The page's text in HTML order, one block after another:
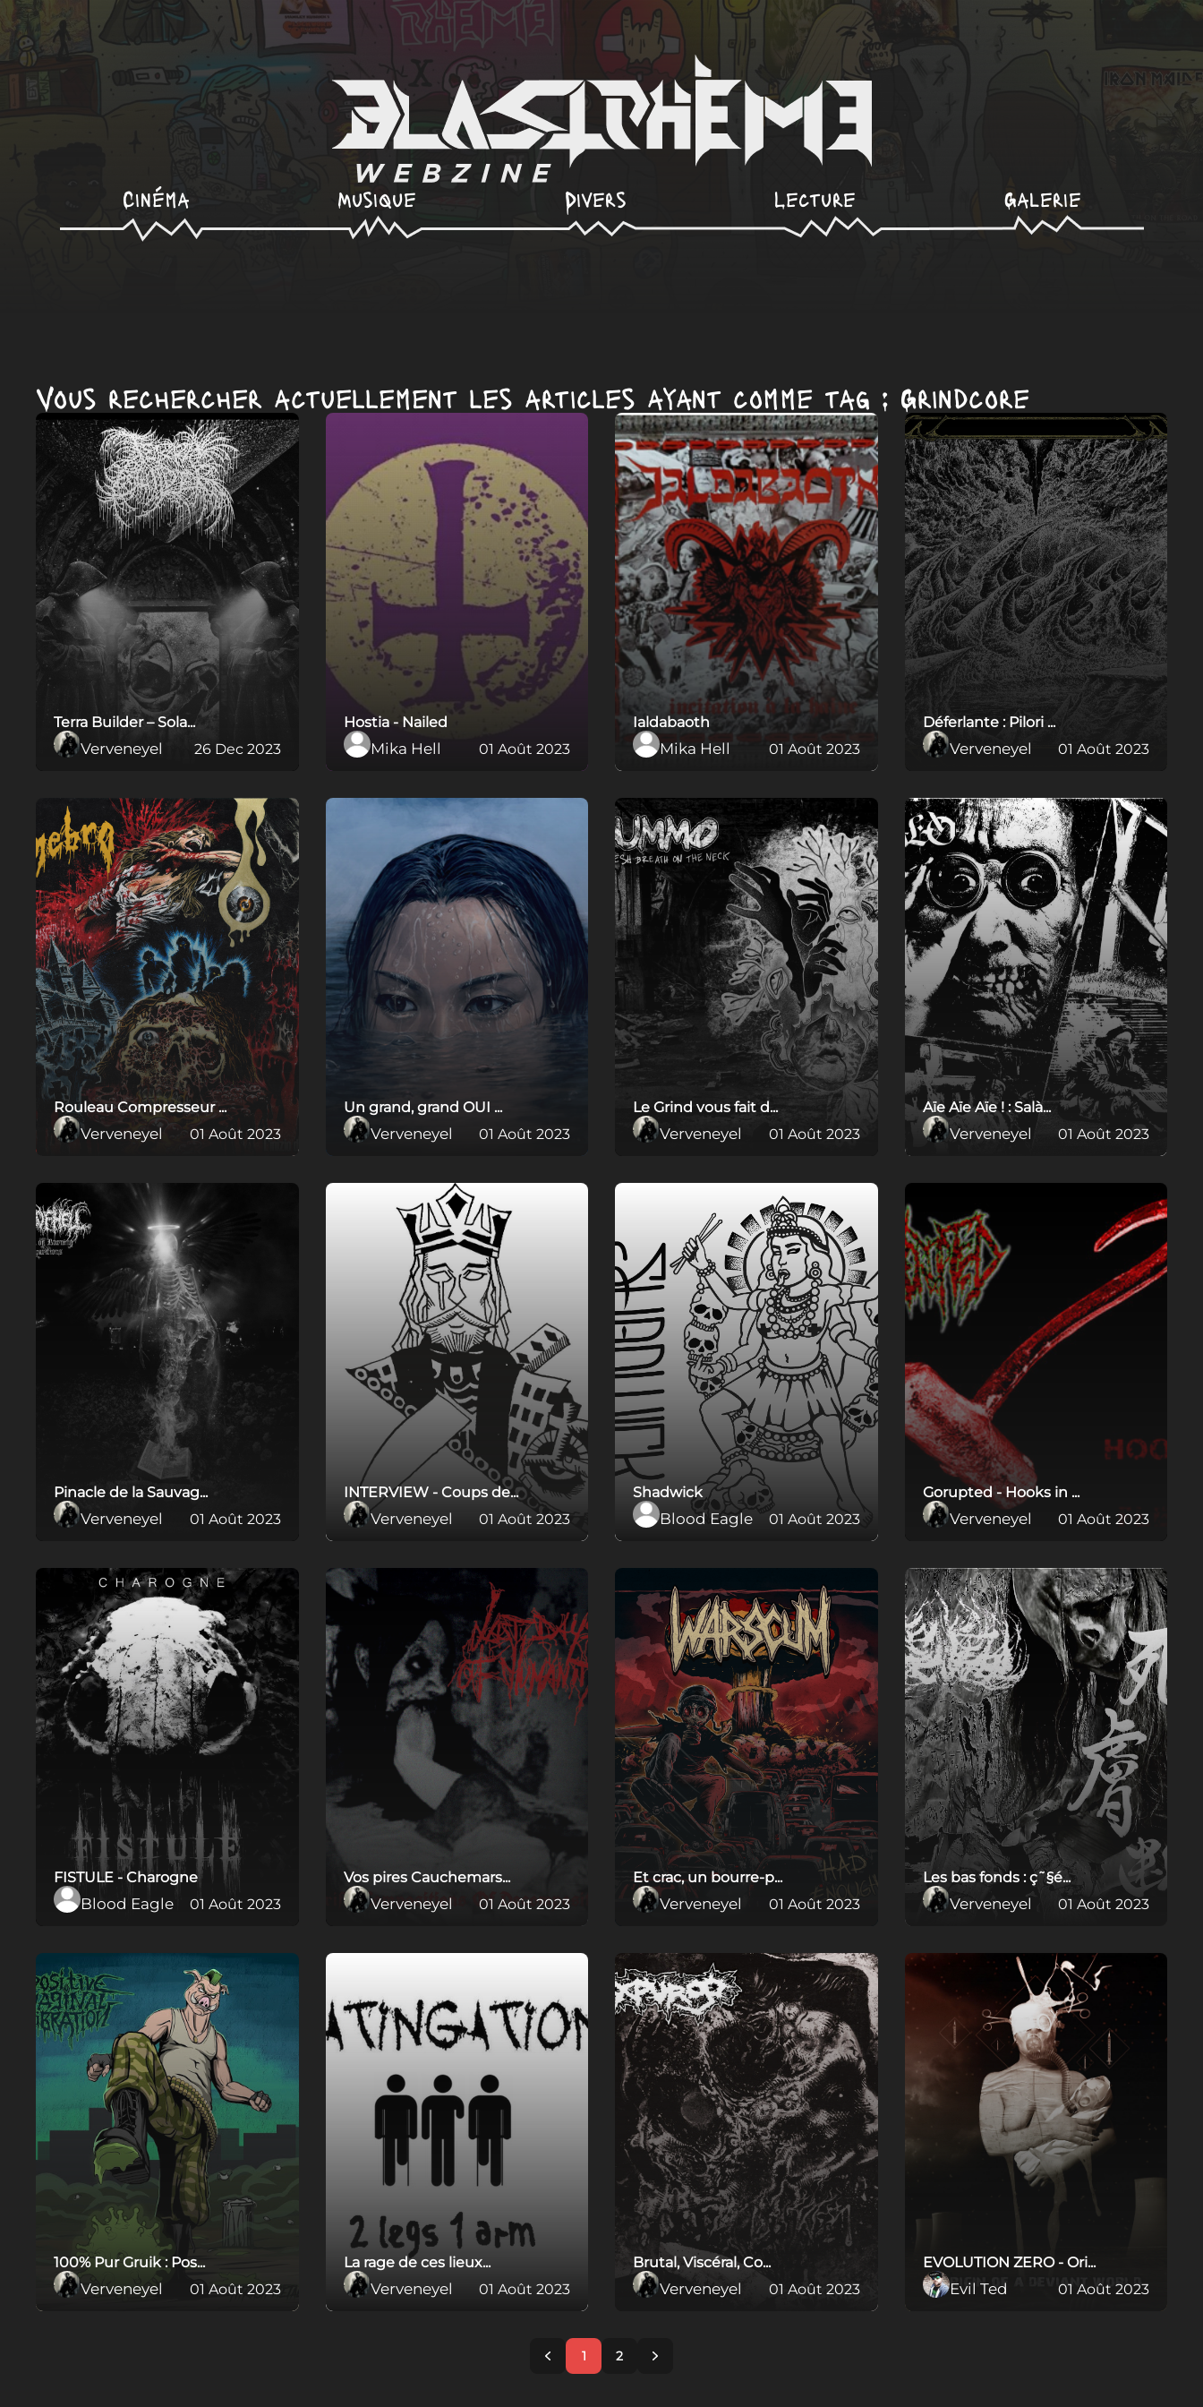
Cinéma Musique Divers Lecture Galerie
Vous rechercher actuellement les articles ayant comme tag : Grindcore
Terra Builder – Sola...
Verveneyel 26 Dec 2023
Hostia - Nailed
Mika Hell 01 Août 2023
Ialdabaoth
Mika Hell 01 Août 2023
Déferlante : Pilori ...
Verveneyel 01 Août 2023
Rouleau Compresseur ...
Verveneyel 01 Août 2023
Un grand, grand OUI ...
Verveneyel 01 Août 2023
Le Grind vous fait d...
Verveneyel 01 Août 2023
Aïe Aïe Aïe ! : Salà...
Verveneyel 01 Août 2023
Pinacle de la Sauvag...
Verveneyel 01 Août 2023
INTERVIEW - Coups de...
Verveneyel 01 Août 2023
Shadwick
Blood Eagle 01 Août 2023
Gorupted - Hooks in ...
Verveneyel 01 Août 2023
FISTULE - Charogne
Blood Eagle 01 Août 2023
Vos pires Cauchemars...
Verveneyel 01 Août 2023
Et crac, un bourre-p...
Verveneyel 01 Août 2023
Les bas fonds : ç˜§é...
Verveneyel 01 Août 2023
100% Pur Gruik : Pos...
Verveneyel 01 Août 2023
La rage de ces lieux...
Verveneyel 01 Août 2023
Brutal, Viscéral, Co...
Verveneyel 01 Août 2023
EVOLUTION ZERO - Ori...
Evil Ted 01 Août 2023
1 2